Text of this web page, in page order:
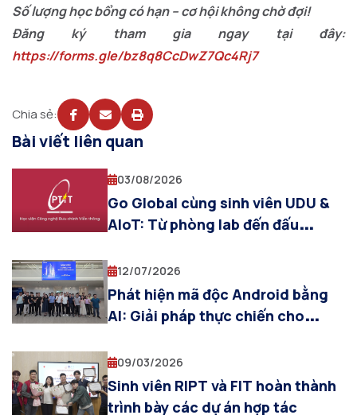
Số lượng học bổng có hạn – cơ hội không chờ đợi!
Đăng ký tham gia ngay tại đây:
https://forms.gle/bz8q8CcDwZ7Qc4Rj7
Chia sẻ:
Bài viết liên quan
03/08/2026
Go Global cùng sinh viên UDU &
AIoT: Từ phòng lab đến đấu
(Nhật Bản)
12/07/2026
Phát hiện mã độc Android bằng
AI: Giải pháp thực chiến cho
nghệ
09/03/2026
Sinh viên RIPT và FIT hoàn thành
trình bày các dự án hợp tác